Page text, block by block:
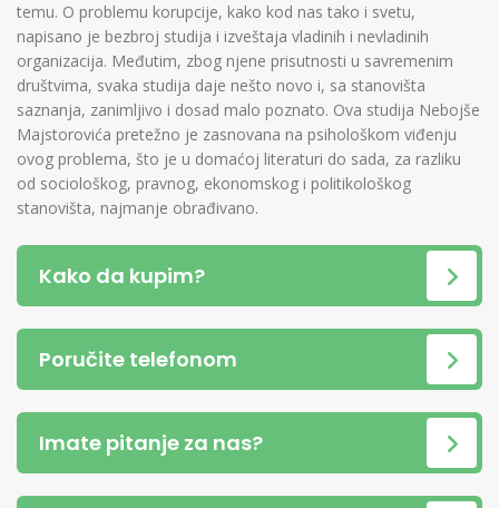
temu. O problemu korupcije, kako kod nas tako i svetu,
napisano je bezbroj studija i izveštaja vladinih i nevladinih
organizacija. Međutim, zbog njene prisutnosti u savremenim
društvima, svaka studija daje nešto novo i, sa stanovišta
saznanja, zanimljivo i dosad malo poznato. Ova studija Nebojše
Majstorovića pretežno je zasnovana na psihološkom viđenju
ovog problema, što je u domaćoj literaturi do sada, za razliku
od sociološkog, pravnog, ekonomskog i politikološkog
stanovišta, najmanje obrađivano.
Kako da kupim?
Poručite telefonom
Imate pitanje za nas?